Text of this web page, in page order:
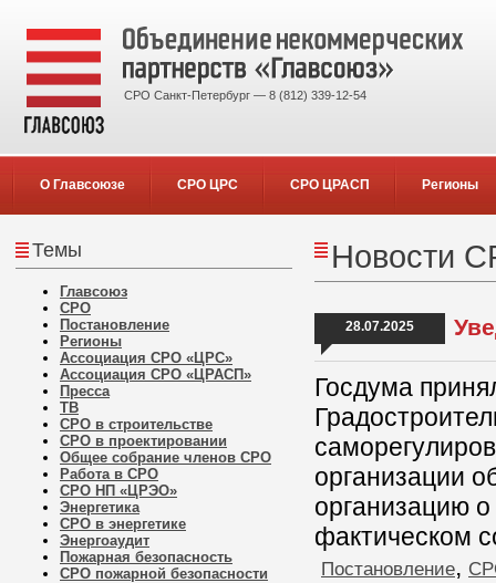
СРО Санкт-Петербург — 8 (812) 339-12-54
О Главсоюзе СРО ЦРС СРО ЦРАСП Регионы
Темы
Главсоюз
СРО
Постановление
Регионы
Ассоциация СРО «ЦРС»
Ассоциация СРО «ЦРАСП»
Пресса
ТВ
СРО в строительстве
СРО в проектировании
Общее собрание членов СРО
Работа в СРО
СРО НП «ЦРЭО»
Энергетика
СРО в энергетике
Энергоаудит
Пожарная безопасность
СРО пожарной безопасности
Новости
28.07.2025
Госдума
организации
организацию
фактическом
Постановление,